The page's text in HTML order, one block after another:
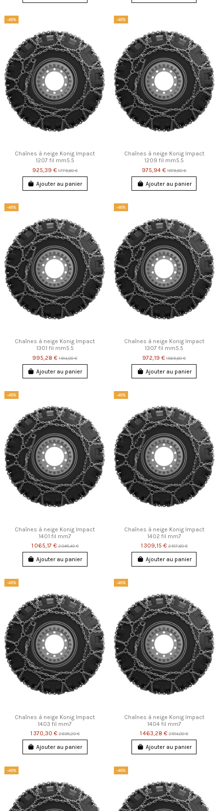
-48%
Chaînes à neige Konig Impact
1207 fil mm5.5
925,39 €1 779,60 €
Ajouter au panier
-48%
Chaînes à neige Konig Impact
1209 fil mm5.5
975,94 €1 876,80 €
Ajouter au panier
-48%
Chaînes à neige Konig Impact
1301 fil mm5.5
995,28 €1 914,00 €
Ajouter au panier
-48%
Chaînes à neige Konig Impact
1307 fil mm5.5
972,19 €1 869,60 €
Ajouter au panier
-48%
Chaînes à neige Konig Impact
1401 fil mm7
1 065,17 €2 048,40 €
Ajouter au panier
-48%
Chaînes à neige Konig Impact
1402 fil mm7
1 309,15 €2 517,60 €
Ajouter au panier
-48%
Chaînes à neige Konig Impact
1403 fil mm7
1 370,30 €2 635,20 €
Ajouter au panier
-48%
Chaînes à neige Konig Impact
1404 fil mm7
1 463,28 €2 814,00 €
Ajouter au panier
-48% -48%